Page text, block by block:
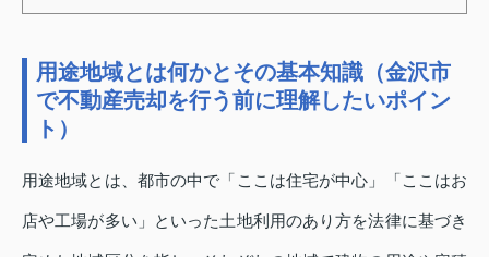
用途地域とは何かとその基本知識（金沢市
で不動産売却を行う前に理解したいポイン
ト）
用途地域とは、都市の中で「ここは住宅が中心」「ここはお
店や工場が多い」といった土地利用のあり方を法律に基づき